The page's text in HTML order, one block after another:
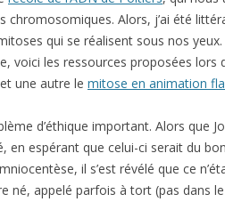
chromosomiques. Alors, j’ai été
qui se réalisent sous nos
voici les ressources proposées lors
et une autre le mitose en animation
d’éthique important. Alors que
en espérant que celui-ci serait du
il s’est révélé que ce
né, appelé parfois à tort (pas dans